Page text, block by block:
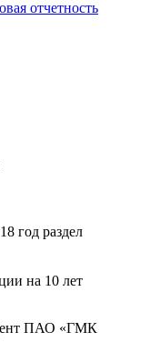
отчетность
год раздел
на 10 лет
ПАО «ГМК